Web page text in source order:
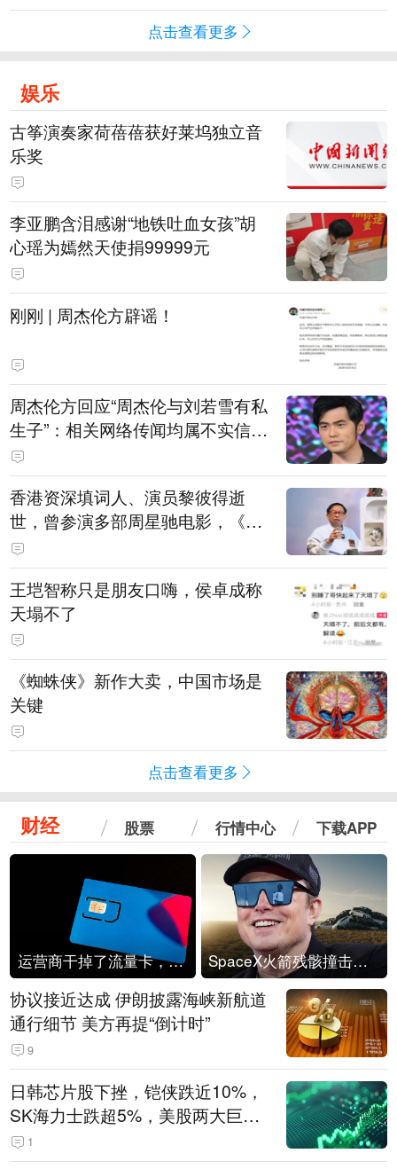
点击查看更多
娱乐
古筝演奏家荷蓓蓓获好莱坞独立音
乐奖
李亚鹏含泪感谢“地铁吐血女孩”胡
心瑶为嫣然天使捐99999元
刚刚 | 周杰伦方辟谣！
周杰伦方回应“周杰伦与刘若雪有私
生子”：相关网络传闻均属不实信
息，已委托律师对相关不实信息的
发布者及传播者进行证据保全
香港资深填词人、演员黎彼得逝
世，曾参演多部周星驰电影，《财
神到》由他填词
王垲智称只是朋友口嗨，侯卓成称
天塌不了
《蜘蛛侠》新作大卖，中国市场是
关键
点击查看更多
财经 股票 行情中心 下载APP
运营商干掉了流量卡，他们真的玩不起了 SpaceX火箭残骸撞击月球
协议接近达成 伊朗披露海峡新航道
通行细节 美方再提“倒计时”
9
日韩芯片股下挫，铠侠跌近10%，
SK海力士跌超5%，美股两大巨头
遭遇业绩杀
1